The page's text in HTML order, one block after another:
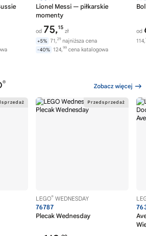
Lionel Messi — piłkarskie
momenty
od 75,15
zł
+5% 71,29 najniższa cena
-40% 124,99 cena katalogowa
od
114,
® Zobacz więcej
LEGO® WEDNESDAY
76787
Plecak Wednesday